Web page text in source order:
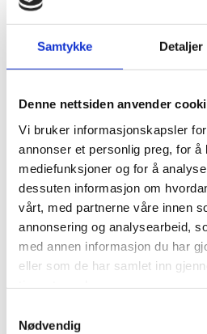
Samtykke Detaljer
Denne nettsiden anvender
Vi bruker informasjonskapsler
annonser et personlig preg, for å
mediefunksjoner og for å
dessuten informasjon om
vårt, med partnerne våre innen
annonsering og analysearbeid,
med annen informasjon du har
eller som de har samlet inn
Nødvendig
tilbake på sporet etter utilsiktet
Dataintegritet:
og lagring, så du alltid har
Støtte for flere applikasjoner:
Enten det er e-post, dokumenter
beskytter Microsoft 365 Total
Microsoft 365-applikasjoner,
SharePoint, OneDrive for
Sikkerhet og overholdelse:
Vi tar sikkerheten på alvor.
følger strenge
GDPR og HIPAA, og gir deg
gode hender.